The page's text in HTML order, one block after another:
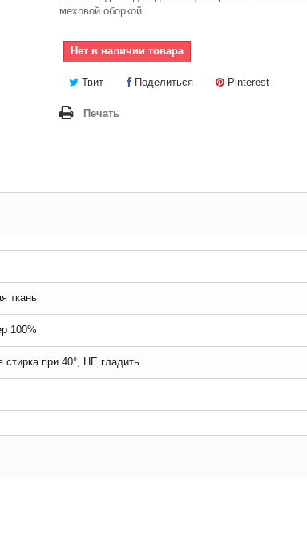
меховой оборкой.
Нет в наличии товара
Твит Поделиться Pinterest
Печать
ткань
100%
при 40°, НЕ гладить